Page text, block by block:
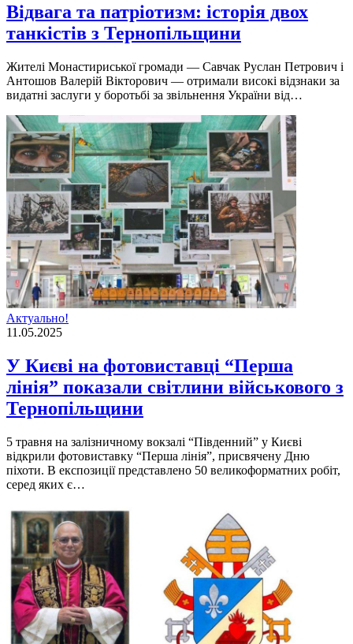
Відвага та патріотизм: історія двох
танкістів з Тернопільщини
Жителі Монастириської громади — Савчак Руслан Петрович і
Антошов Валерій Вікторович — отримали високі відзнаки за
видатні заслуги у боротьбі за звільнення України від…
Актуально!
11.05.2025
У Києві на фотовиставці “Перша
лінія” показали світлини військового з
Тернопільщини
5 травня на залізничному вокзалі “Південний” у Києві
відкрили фотовиставку “Перша лінія”, присвячену Дню
піхоти. В експозиції представлено 50 великоформатних робіт,
серед яких є…